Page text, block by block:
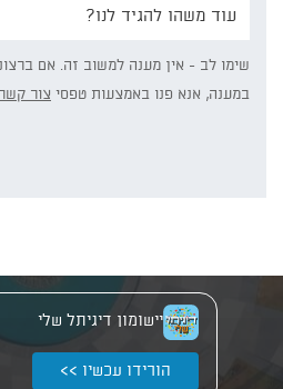
תפרט/י:
שימו לב - אין מענה למשוב זה. אם
במענה, אנא פנו באמצעות טפסי צור קשר
יישומון דיגיתל שלי
הורידו עכשיו >>